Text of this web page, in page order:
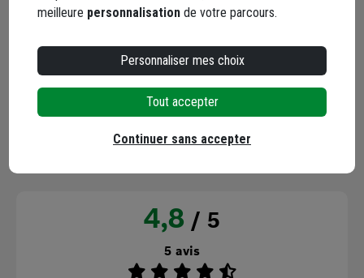
Déclarez votre machine pour activer sa
AVIS CLIENTSSEULS LES CLIENTS AYANT
COMMANDÉ CE PRODUIT PEUVENT LAISSER UN
4,8 / 5
5 avis
meilleure personnalisation de votre parcours.
Personnaliser mes choix
Tout accepter
Continuer sans accepter